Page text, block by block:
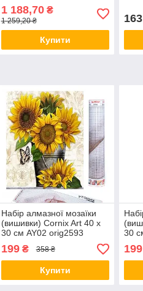
1 188,70₴
1 259,20 ₴
Купити
Набір алмазної мозаїки
(вишивки) Cornix Art 40 x
30 см AY02 orig2593
199₴ 358 ₴
Купити
30
199